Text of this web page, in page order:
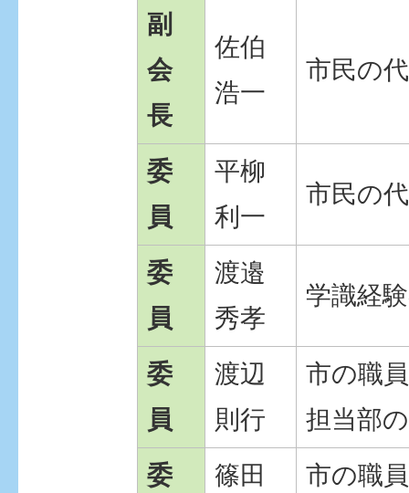
副
会
長
佐伯
浩一
市民の
委
員
平柳
利一
市民の
委
員
渡邉
秀孝
学識経
委
員
渡辺
則行
市の職
担当部
委
篠田
市の職